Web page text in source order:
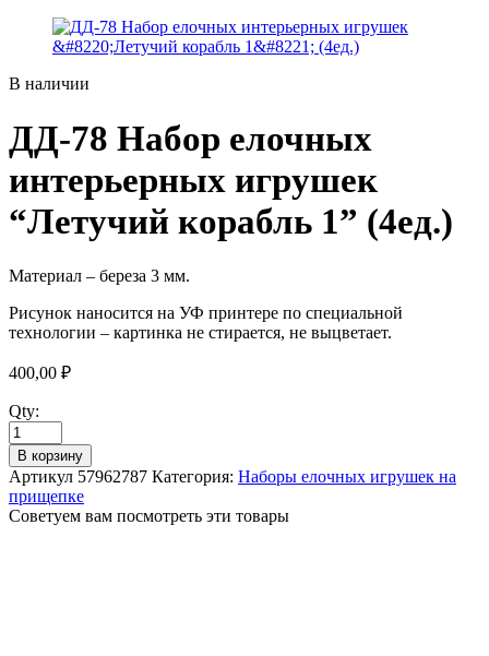
В наличии
ДД-78 Набор елочных
интерьерных игрушек
“Летучий корабль 1” (4ед.)
Материал – береза 3 мм.
Рисунок наносится на УФ принтере по специальной
технологии – картинка не стирается, не выцветает.
400,00 ₽
Qty:
В корзину
Артикул 57962787 Категория: Наборы елочных игрушек на
прищепке
Советуем вам посмотреть эти товары